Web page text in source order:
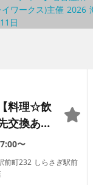
料理☆飲
交換あ
参加多
☆
〜
前町232 しらさぎ駅前